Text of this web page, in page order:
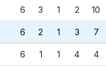
6 3 1 2 10
6 2 1 3 7
6 1 1 4 4